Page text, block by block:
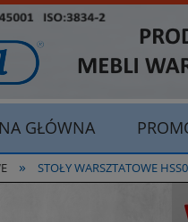
GŁÓWNA
TUTAJ
» STOŁY WARSZTATOWE